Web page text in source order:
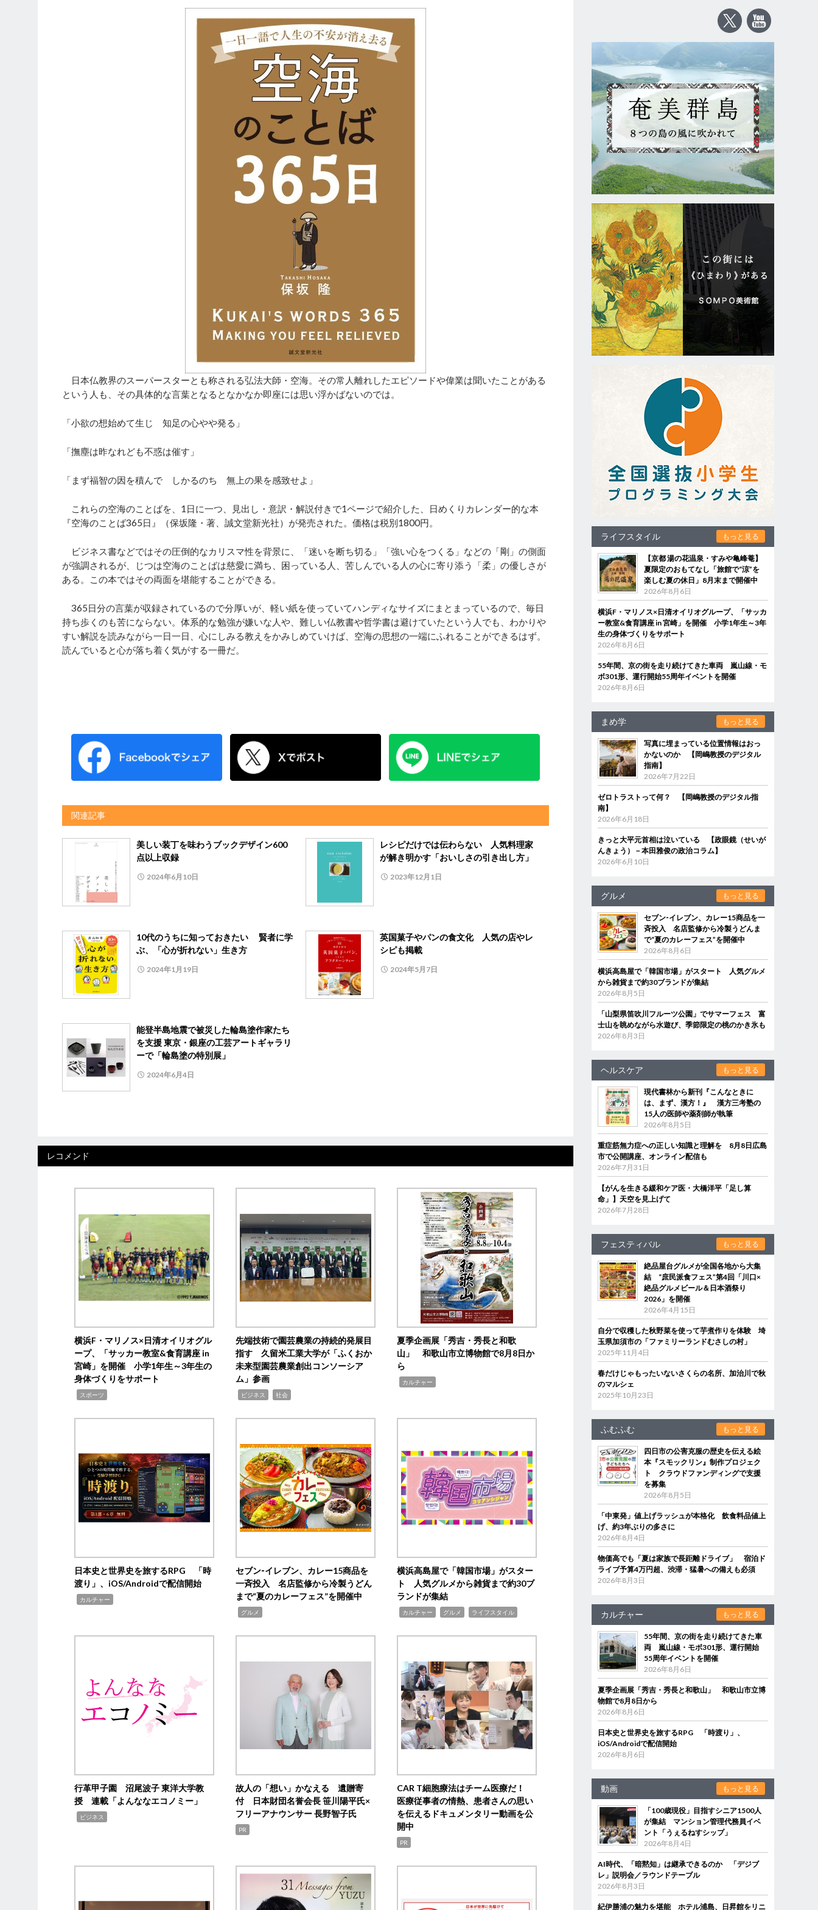
日本仏教界のスーパースターとも称される弘法大師・空海。その常人離れしたエピソードや偉業は聞いたことがある
という人も、その具体的な言葉となるとなかなか即座には思い浮かばないのでは。
「小欲の想始めて生じ 知足の心やや発る」
「撫塵は昨なれども不惑は催す」
「まず福智の因を積んで しかるのち 無上の果を感致せよ」
これらの空海のことばを、1日に一つ、見出し・意訳・解説付きで1ページで紹介した、日めくりカレンダー的な本
『空海のことば365日』（保坂隆・著、誠文堂新光社）が発売された。価格は税別1800円。
ビジネス書などではその圧倒的なカリスマ性を背景に、「迷いを断ち切る」「強い心をつくる」などの「剛」の側面
が強調されるが、じつは空海のことばは慈愛に満ち、困っている人、苦しんでいる人の心に寄り添う「柔」の優しさが
ある。この本ではその両面を堪能することができる。
365日分の言葉が収録されているので分厚いが、軽い紙を使っていてハンディなサイズにまとまっているので、毎日
持ち歩くのも苦にならない。体系的な勉強が嫌いな人や、難しい仏教書や哲学書は避けていたという人でも、わかりや
すい解説を読みながら一日一日、心にしみる教えをかみしめていけば、空海の思想の一端にふれることができるはず。
読んでいると心が落ち着く気がする一冊だ。
関連記事
美しい装丁を味わうブックデザイン600
点以上収録
2024年6月10日
レシピだけでは伝わらない 人気料理家
が解き明かす「おいしさの引き出し方」
2023年12月1日
10代のうちに知っておきたい 賢者に学
ぶ、「心が折れない」生き方
2024年1月19日
英国菓子やパンの食文化 人気の店やレ
シピも掲載
2024年5月7日
能登半島地震で被災した輪島塗作家たち
を支援 東京・銀座の工芸アートギャラリ
ーで「輪島塗の特別展」
2024年6月4日
レコメンド
横浜F・マリノス×日清オイリオグル
ープ、「サッカー教室&食育講座 in
宮崎」を開催 小学1年生～3年生の
身体づくりをサポート
スポーツ
先端技術で園芸農業の持続的発展目
指す 久留米工業大学が「ふくおか
未来型園芸農業創出コンソーシア
ム」参画
ビジネス 社会
夏季企画展「秀吉・秀長と和歌
山」 和歌山市立博物館で8月8日か
ら
カルチャー
日本史と世界史を旅するRPG 「時
渡り」、iOS/Androidで配信開始
カルチャー
セブン‐イレブン、カレー15商品を
一斉投入 名店監修から冷製うどん
まで“夏のカレーフェス”を開催中
グルメ
横浜高島屋で「韓国市場」がスター
ト 人気グルメから雑貨まで約30ブ
ランドが集結
カルチャー グルメ ライフスタイル
行革甲子園 沼尾波子 東洋大学教
授 連載「よんななエコノミー」
ビジネス
故人の「想い」かなえる 遺贈寄
付 日本財団名誉会長 笹川陽平氏×
フリーアナウンサー 長野智子氏
PR
CAR T細胞療法はチーム医療だ！
医療従事者の情熱、患者さんの思い
を伝えるドキュメンタリー動画を公
開中
PR
ライフスタイル もっと見る
【京都 湯の花温泉・すみや亀峰菴】
夏限定のおもてなし「旅館で“涼”を
楽しむ夏の休日」8月末まで開催中
2026年8月6日
横浜F・マリノス×日清オイリオグループ、「サッカ
ー教室&食育講座 in 宮崎」を開催 小学1年生～3年
生の身体づくりをサポート
2026年8月6日
55年間、京の街を走り続けてきた車両 嵐山線・モ
ボ301形、運行開始55周年イベントを開催
2026年8月6日
まめ学 もっと見る
写真に埋まっている位置情報はおっ
かないのか 【岡嶋教授のデジタル
指南】
2026年7月22日
ゼロトラストって何？ 【岡嶋教授のデジタル指
南】
2026年6月18日
きっと大平元首相は泣いている 【政眼鏡（せいが
んきょう）－本田雅俊の政治コラム】
2026年6月10日
グルメ もっと見る
セブン‐イレブン、カレー15商品を一
斉投入 名店監修から冷製うどんま
で“夏のカレーフェス”を開催中
2026年8月6日
横浜高島屋で「韓国市場」がスタート 人気グルメ
から雑貨まで約30ブランドが集結
2026年8月5日
「山梨県笛吹川フルーツ公園」でサマーフェス 富
士山を眺めながら水遊び、季節限定の桃のかき氷も
2026年8月3日
ヘルスケア もっと見る
現代書林から新刊『こんなときに
は、まず、漢方！』 漢方三考塾の
15人の医師や薬剤師が執筆
2026年8月5日
重症筋無力症への正しい知識と理解を 8月8日広島
市で公開講座、オンライン配信も
2026年7月31日
【がんを生きる緩和ケア医・大橋洋平「足し算
命」】天空を見上げて
2026年7月28日
フェスティバル もっと見る
絶品屋台グルメが全国各地から大集
結 “庶民派食フェス”第4回「川口×
絶品グルメビール＆日本酒祭り
2026」を開催
2026年4月15日
自分で収穫した秋野菜を使って芋煮作りを体験 埼
玉県加須市の「ファミリーランドむさしの村」
2025年11月4日
春だけじゃもったいないさくらの名所、加治川で秋
のマルシェ
2025年10月23日
ふむふむ もっと見る
四日市の公害克服の歴史を伝える絵
本『スモックリン』制作プロジェク
ト クラウドファンディングで支援
を募集
2026年8月5日
「中東発」値上げラッシュが本格化 飲食料品値上
げ、約3年ぶりの多さに
2026年8月4日
物価高でも「夏は家族で長距離ドライブ」 宿泊ド
ライブ予算4万円超、渋滞・猛暑への備えも必須
2026年8月3日
カルチャー もっと見る
55年間、京の街を走り続けてきた車
両 嵐山線・モボ301形、運行開始
55周年イベントを開催
2026年8月6日
夏季企画展「秀吉・秀長と和歌山」 和歌山市立博
物館で8月8日から
2026年8月6日
日本史と世界史を旅するRPG 「時渡り」、
iOS/Androidで配信開始
2026年8月6日
動画 もっと見る
「100歳現役」目指すシニア1500人
が集結 マンション管理代務員イベ
ント「うぇるねすシップ」
2026年8月4日
AI時代、「暗黙知」は継承できるのか 「デジブ
レ」説明会／ラウンドテーブル
2026年8月3日
紀伊勝浦の魅力を堪能 ホテル浦島、日昇館をリニ